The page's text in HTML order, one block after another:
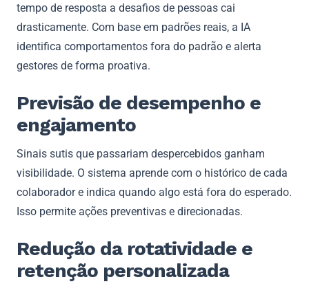
tempo de resposta a desafios de pessoas cai
drasticamente. Com base em padrões reais, a IA
identifica comportamentos fora do padrão e alerta
gestores de forma proativa.
Previsão de desempenho e
engajamento
Sinais sutis que passariam despercebidos ganham
visibilidade. O sistema aprende com o histórico de cada
colaborador e indica quando algo está fora do esperado.
Isso permite ações preventivas e direcionadas.
Redução da rotatividade e
retenção personalizada